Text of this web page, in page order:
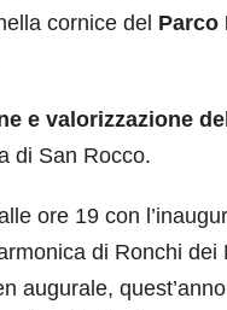
cornice del Parco
e valorizzazione
di San Rocco.
ore 19 con
di Ronchi
augurale,